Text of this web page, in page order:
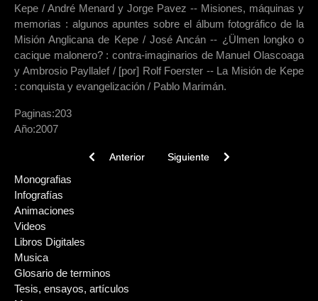
Kepe / André Menard y Jorge Pavez -- Misiones, máquinas y
memorias : algunos apuntes sobre el álbum fotográfico de la
Misión Anglicana de Kepe / José Ancán -- ¿Ülmen longko o
cacique malonero? : contra-imaginarios de Manuel Olascoaga
y Ambrosio Payllalef / [por] Rolf Foerster -- La Misión de Kepe
: conquista y evangelización / Pablo Marimán.
Paginas:203
Año:2007
Previous article: Informe de la Comisión Verdad
Anterior Next article: Juguemos al palín
Siguiente
Monografias
Infografías
Animaciones
Videos
Libros Digitales
Musica
Glosario de terminos
Tesis, ensayos, artículos